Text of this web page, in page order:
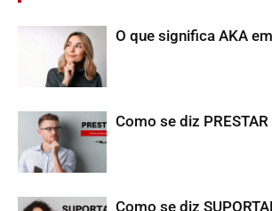
O que significa AKA
Como se diz
Como se diz